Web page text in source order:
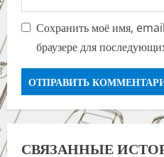
Сохранить моё имя,
браузере для
СВЯЗАННЫЕ